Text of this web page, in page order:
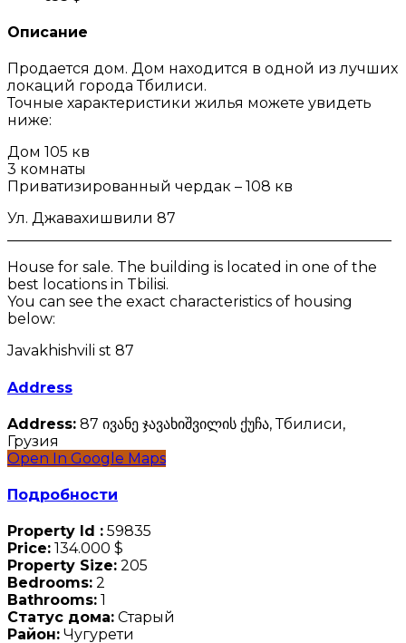
Описание
Продается дом. Дом находится в одной из лучших
локаций города Тбилиси.
Точные характеристики жилья можете увидеть
ниже:
Дом 105 кв
3 комнаты
Приватизированный чердак – 108 кв
Ул. Джавахишвили 87
House for sale. The building is located in one of the
best locations in Tbilisi.
You can see the exact characteristics of housing
below:
Javakhishvili st 87
Address
Address: 87 ივანე ჯავახიშვილის ქუჩა, Тбилиси,
Грузия
Open In Google Maps
Подробности
Property Id : 59835
Price: 134.000 $
Property Size: 205
Bedrooms: 2
Bathrooms: 1
Статус дома: Старый
Район: Чугурети